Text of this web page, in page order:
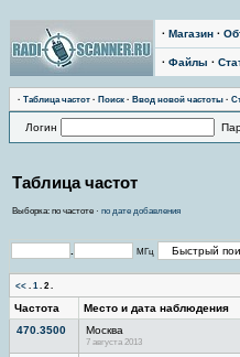
· Магазин ·
· Файлы ·
· Тaблицa чaстoт · Поиск · Ввод новой частоты ·
Логин
Таблица частот
Выборка: по частоте · по дате добавления
МГц
<< . 1. 2.
Частота Место и дата наблюдения
470.3500
Москва
7 августа 2013